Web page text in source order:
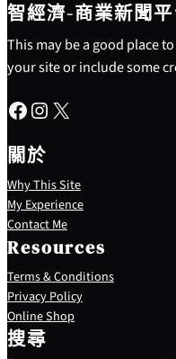
智經濟-商業新聞
This may be a good place
your site or include some
Facebook Instagram X
關於
Why This Site
My Experience
Contact Me
Resources
Terms & Conditions
Privacy Policy
Online Shop
搜尋
S
e
a